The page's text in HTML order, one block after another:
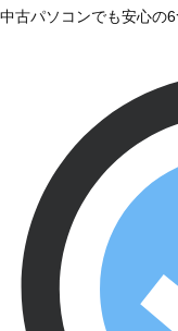
中古パソコンでも安心の